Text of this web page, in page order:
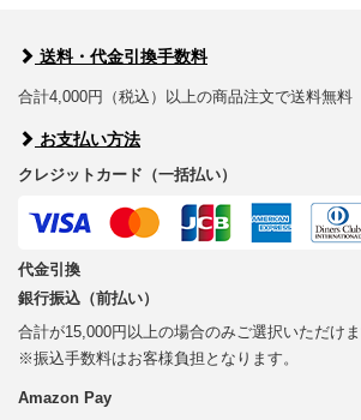
送料・代金引換手数料
合計4,000円（税込）以上の商品注文で送料無料
お支払い方法
クレジットカード（一括払い）
代金引換
銀行振込（前払い）
合計が15,000円以上の場合のみご選択いただけま
※振込手数料はお客様負担となります。
Amazon Pay